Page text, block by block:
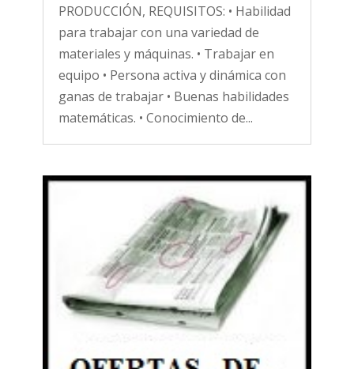
PRODUCCIÓN, REQUISITOS: • Habilidad
para trabajar con una variedad de
materiales y máquinas. • Trabajar en
equipo • Persona activa y dinámica con
ganas de trabajar • Buenas habilidades
matemáticas. • Conocimiento de...